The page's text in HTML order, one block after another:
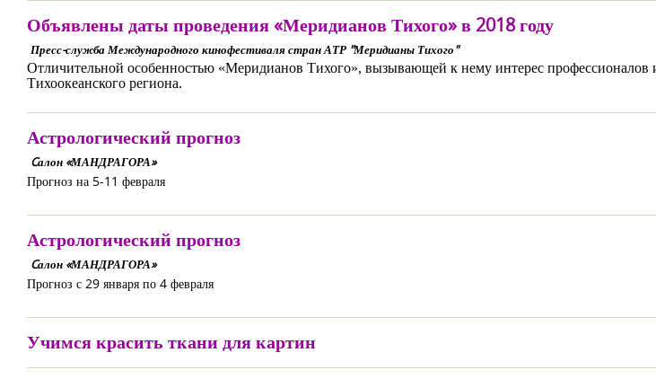
Объявлены даты проведения «Меридианов Тихого» в 2018 году
Пресс-служба Международного кинофестиваля стран АТР "Меридианы Тихого"
Отличительной особенностью «Меридианов Тихого», вызывающей к нему интерес профессионалов
Тихоокеанского региона.
Астрологический прогноз
Cалон «МАНДРАГОРА»
Прогноз на 5-11 февраля
Астрологический прогноз
Cалон «МАНДРАГОРА»
Прогноз с 29 января по 4 февраля
Учимся красить ткани для картин